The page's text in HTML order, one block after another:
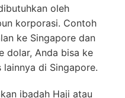
oleh
korporasi. Contoh
ke Singapore dan
dolar, Anda bisa ke
di Singapore.
ibadah Haji atau